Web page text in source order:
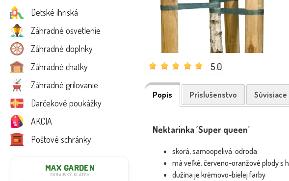
Detské ihriská
Záhradné osvetlenie
Záhradné doplnky
Záhradné chatky
Záhradné grilovanie
Darčekové poukážky
AKCIA
Poštové schránky
MAX GARDEN
DUNAJSKÝ KLÁTOV
5.0
Popis Príslušenstvo
Nektarinka ´Super queen´
skorá, samoopelivá odroda
má veľké, červeno-oranžové plody s
dužina je krémovo-bielej farby